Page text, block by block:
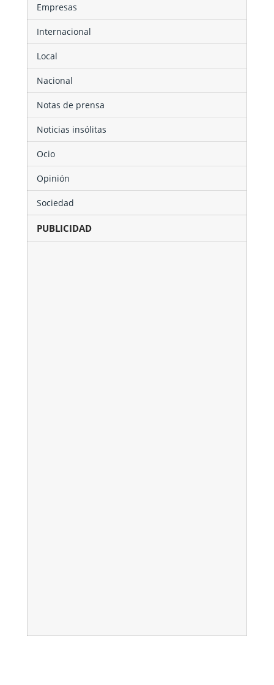
Empresas
Internacional
Local
Nacional
Notas de prensa
Noticias insólitas
Ocio
Opinión
Sociedad
PUBLICIDAD